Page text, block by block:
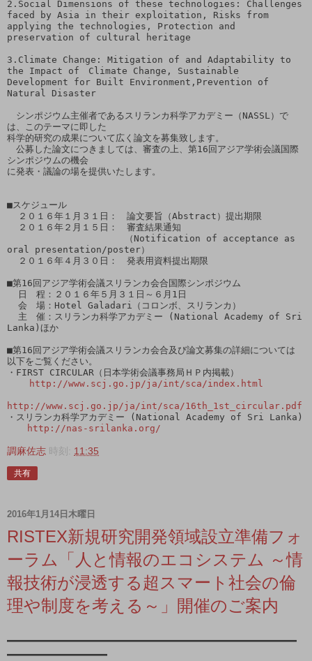
2.Social Dimensions of these technologies: Challenges
faced by Asia in their exploitation, Risks from
applying the technologies, Protection and
preservation of cultural heritage
3.Climate Change: Mitigation of and Adaptability to
the Impact of　Climate Change, Sustainable
Development for Built Environment,Prevention of
Natural Disaster
シンポジウム主催者であるスリランカ科学アカデミー（NASSL）で
は、このテーマに即した
科学的研究の成果について広く論文を募集致します。
公募した論文につきましては、審査の上、第16回アジア学術会議国際
シンポジウムの機会
に発表・議論の場を提供いたします。
■スケジュール
（Notification of acceptance as
oral presentation/poster）
■第16回アジア学術会議スリランカ会合国際シンポジウム
Lanka)ほか
■第16回アジア学術会議スリランカ会合及び論文募集の詳細については
以下をご覧ください。
・FIRST CIRCULAR（日本学術会議事務局ＨＰ内掲載）
http://www.scj.go.jp/ja/int/sca/index.html
http://www.scj.go.jp/ja/int/sca/16th_1st_circular.pdf
・スリランカ科学アカデミー (National Academy of Sri Lanka)
http://nas-srilanka.org/
調麻佐志 時刻: 11:35
共有
2016年1月14日木曜日
RISTEX新規研究開発領域設立準備フォ
ーラム「人と情報のエコシステム ～情
報技術が浸透する超スマート社会の倫
理や制度を考える～」開催のご案内
━━━━━━━━━━━━━━━━━━━━━━━━━━
━━━━━━━━━